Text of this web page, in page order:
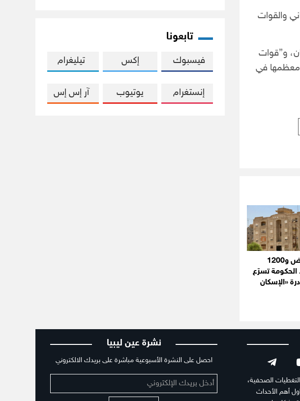
والقوات
البرهان، و”قوات
معظمها في
6000 قرض و1200
تسرّع
«الإسكان
تابعونا
فيسبوك إكس تيليغرام
إنستغرام يوتيوب آر إس إس
الصحفية،
أهم الأحداث
نشرة عين ليبيا
احصل على النشرة الأسبوعية مباشرة على بريدك الالكتروني